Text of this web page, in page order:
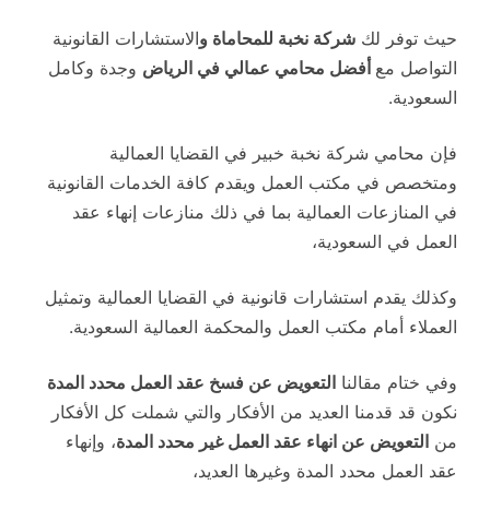
حيث توفر لك شركة نخبة للمحاماة والاستشارات القانونية
التواصل مع أفضل محامي عمالي في الرياض وجدة وكامل
السعودية.
فإن محامي شركة نخبة خبير في القضايا العمالية
ومتخصص في مكتب العمل ويقدم كافة الخدمات القانونية
في المنازعات العمالية بما في ذلك منازعات إنهاء عقد
العمل في السعودية،
وكذلك يقدم استشارات قانونية في القضايا العمالية وتمثيل
العملاء أمام مكتب العمل والمحكمة العمالية السعودية.
وفي ختام مقالنا التعويض عن فسخ عقد العمل محدد المدة
نكون قد قدمنا العديد من الأفكار والتي شملت كل الأفكار
من التعويض عن انهاء عقد العمل غير محدد المدة، وإنهاء
عقد العمل محدد المدة وغيرها العديد،